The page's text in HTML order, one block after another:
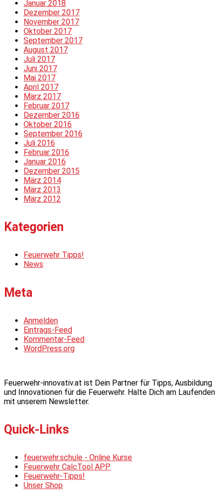
Januar 2018
Dezember 2017
November 2017
Oktober 2017
September 2017
August 2017
Juli 2017
Juni 2017
Mai 2017
April 2017
März 2017
Februar 2017
Dezember 2016
Oktober 2016
September 2016
Juli 2016
Februar 2016
Januar 2016
Dezember 2015
März 2014
März 2013
März 2012
Kategorien
Feuerwehr Tipps!
News
Meta
Anmelden
Eintrags-Feed
Kommentar-Feed
WordPress.org
Feuerwehr-innovativ.at ist Dein Partner für Tipps, Ausbildung
und Innovationen für die Feuerwehr. Halte Dich am Laufenden
mit unserem Newsletter.
Quick-Links
feuerwehr.schule - Online Kurse
Feuerwehr CalcTool APP
Feuerwehr-Tipps!
Unser Shop